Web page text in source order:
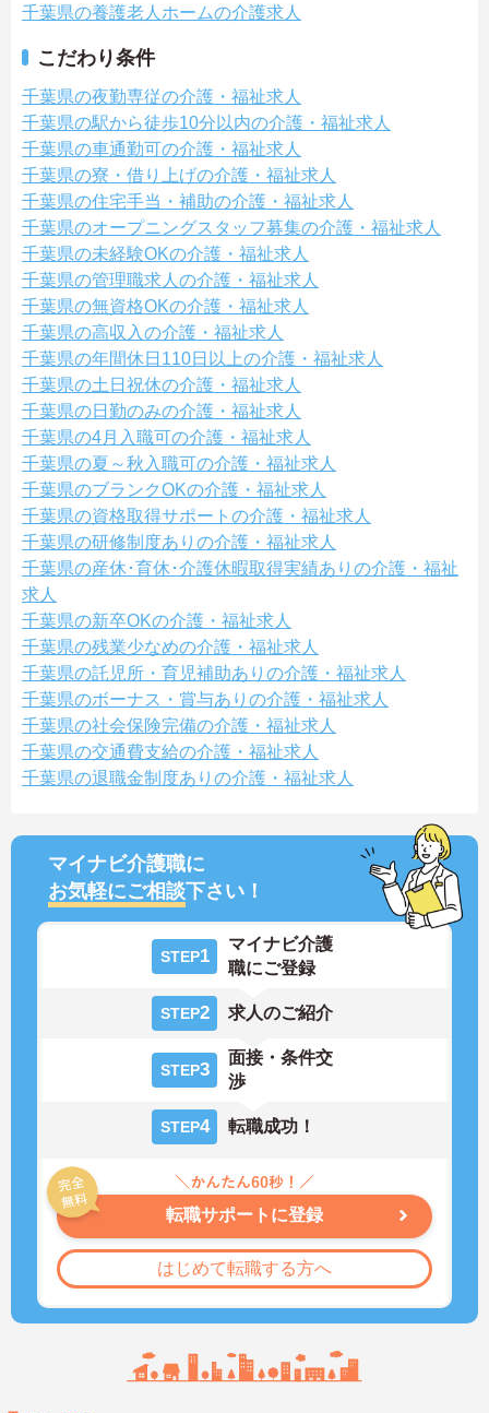
千葉県の養護老人ホームの介護求人
こだわり条件
千葉県の夜勤専従の介護・福祉求人
千葉県の駅から徒歩10分以内の介護・福祉求人
千葉県の車通勤可の介護・福祉求人
千葉県の寮・借り上げの介護・福祉求人
千葉県の住宅手当・補助の介護・福祉求人
千葉県のオープニングスタッフ募集の介護・福祉求人
千葉県の未経験OKの介護・福祉求人
千葉県の管理職求人の介護・福祉求人
千葉県の無資格OKの介護・福祉求人
千葉県の高収入の介護・福祉求人
千葉県の年間休日110日以上の介護・福祉求人
千葉県の土日祝休の介護・福祉求人
千葉県の日勤のみの介護・福祉求人
千葉県の4月入職可の介護・福祉求人
千葉県の夏～秋入職可の介護・福祉求人
千葉県のブランクOKの介護・福祉求人
千葉県の資格取得サポートの介護・福祉求人
千葉県の研修制度ありの介護・福祉求人
千葉県の産休･育休･介護休暇取得実績ありの介護・福祉
求人
千葉県の新卒OKの介護・福祉求人
千葉県の残業少なめの介護・福祉求人
千葉県の託児所・育児補助ありの介護・福祉求人
千葉県のボーナス・賞与ありの介護・福祉求人
千葉県の社会保険完備の介護・福祉求人
千葉県の交通費支給の介護・福祉求人
千葉県の退職金制度ありの介護・福祉求人
マイナビ介護職に
お気軽にご相談下さい！
STEP1
マイナビ介護
職にご登録
STEP2 求人のご紹介
STEP3
面接・条件交
渉
STEP4 転職成功！
転職サポートに登録
はじめて転職する方へ